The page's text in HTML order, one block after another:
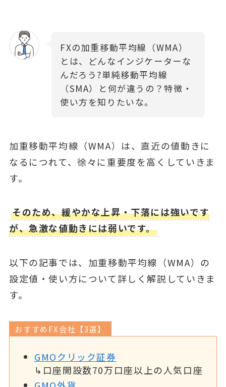
FXの加重移動平均線（WMA）
とは、どんなインジケーターな
んだろう?単純移動平均線
（SMA）と何が違うの？特徴・
使い方を知りたいな。
加重移動平均線（WMA）は、直近の値動きに
なるにつれて、徐々に重要度を高くしていきま
す。
そのため、緩やかな上昇・下落には強いです
が、急激な値動きには弱いです。
以下の記事では、加重移動平均線（WMA）の
設定値・使い方について詳しく解説していきま
す。
おすすめFX会社【3選】
GMOクリック証券
↳口座開設数70万口座以上の人気口座